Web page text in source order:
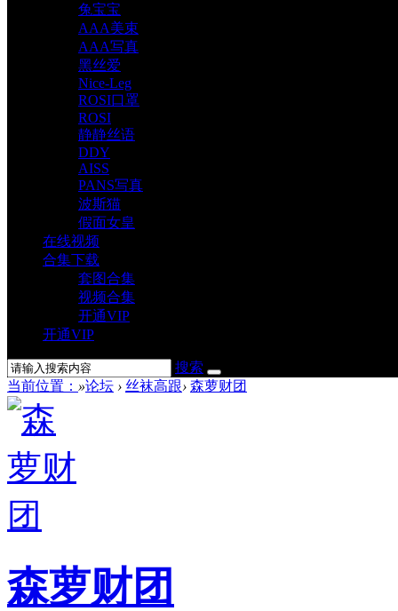
兔宝宝
AAA美束
AAA写真
黑丝爱
Nice-Leg
ROSI口罩
ROSI
静静丝语
DDY
AISS
PANS写真
波斯猫
假面女皇
在线视频
合集下载
套图合集
视频合集
开通VIP
开通VIP
搜索
当前位置： »论坛 › 丝袜高跟› 森萝财团
森萝财团